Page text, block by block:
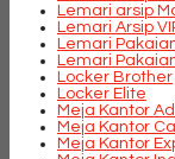
Lemari arsip
Lemari Arsip
Lemari
Lemari
Locker Brother
Locker Elite
Meja Kantor
Meja Kantor
Meja Kantor